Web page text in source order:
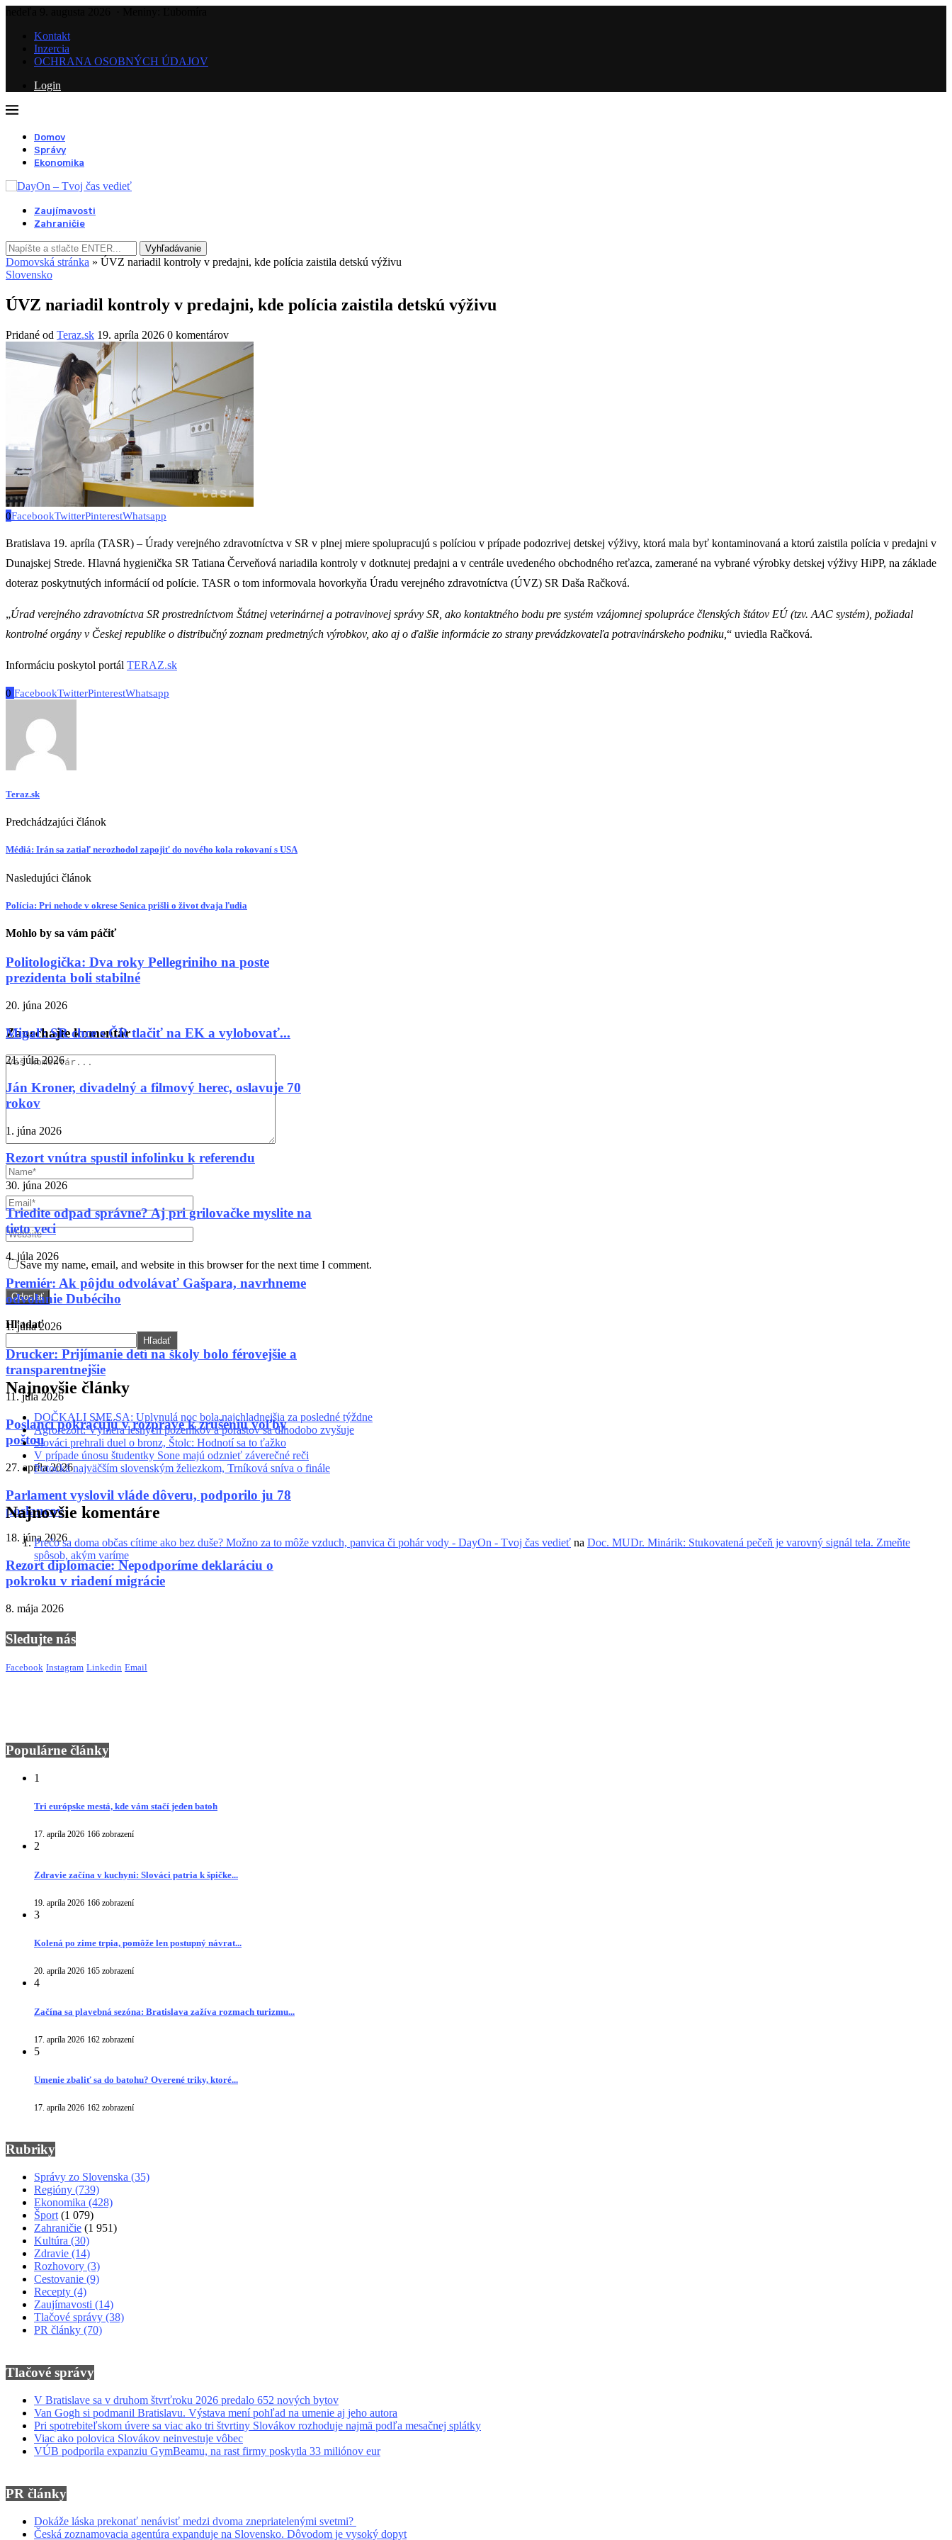
Kontakt
Inzercia
OCHRANA OSOBNÝCH ÚDAJOV
Login
Domov
Správy
Ekonomika
Zaujímavosti
Zahraničie
Vyhľadávanie
Domovská stránka » ÚVZ nariadil kontroly v predajni, kde polícia zaistila detskú výživu
Slovensko
ÚVZ nariadil kontroly v predajni, kde polícia zaistila detskú výživu
Pridané od Teraz.sk 19. apríla 2026 0 komentárov
0FacebookTwitterPinterestWhatsapp
Bratislava 19. apríla (TASR) – Úrady verejného zdravotníctva v SR v plnej miere spolupracujú s políciou v prípade podozrivej detskej výživy, ktorá mala byť kontaminovaná a ktorú zaistila polícia v predajni v
Dunajskej Strede. Hlavná hygienička SR Tatiana Červeňová nariadila kontroly v dotknutej predajni a v centrále uvedeného obchodného reťazca, zamerané na vybrané výrobky detskej výživy HiPP, na základe
doteraz poskytnutých informácií od polície. TASR o tom informovala hovorkyňa Úradu verejného zdravotníctva (ÚVZ) SR Daša Račková.
„Úrad verejného zdravotníctva SR prostredníctvom Štátnej veterinárnej a potravinovej správy SR, ako kontaktného bodu pre systém vzájomnej spolupráce členských štátov EÚ (tzv. AAC systém), požiadal
kontrolné orgány v Českej republike o distribučný zoznam predmetných výrobkov, ako aj o ďalšie informácie zo strany prevádzkovateľa potravinárskeho podniku, “ uviedla Račková.
Informáciu poskytol portál TERAZ.sk
0 FacebookTwitterPinterestWhatsapp
Teraz.sk
Predchádzajúci článok
Médiá: Irán sa zatiaľ nerozhodol zapojiť do nového kola rokovaní s USA
Nasledujúci článok
Polícia: Pri nehode v okrese Senica prišli o život dvaja ľudia
Mohlo by sa vám páčiť
Politologička: Dva roky Pellegriniho na poste
prezidenta boli stabilné
20. júna 2026
Migaľ: SR chce s ČR tlačiť na EK a vylobovať...
21. júla 2026
Ján Kroner, divadelný a filmový herec, oslavuje 70
rokov
1. júna 2026
Rezort vnútra spustil infolinku k referendu
30. júna 2026
Triedite odpad správne? Aj pri grilovačke myslite na
tieto veci
4. júla 2026
Premiér: Ak pôjdu odvolávať Gašpara, navrhneme
odvolanie Dubéciho
1. júna 2026
Drucker: Prijímanie detí na školy bolo férovejšie a
transparentnejšie
11. júla 2026
Poslanci pokračujú v rozprave k zrušeniu voľby
poštou
27. apríla 2026
Parlament vyslovil vláde dôveru, podporilo ju 78
poslancov
18. júna 2026
Rezort diplomacie: Nepodporíme deklaráciu o
pokroku v riadení migrácie
8. mája 2026
Zanechajte komentár
Save my name, email, and website in this browser for the next time I comment.
Hľadať
Hľadať
Najnovšie články
DOČKALI SME SA: Uplynulá noc bola najchladnejšia za posledné týždne
Agrorezort: Výmera lesných pozemkov a porastov sa dlhodobo zvyšuje
Slováci prehrali duel o bronz, Štolc: Hodnotí sa to ťažko
V prípade únosu študentky Sone majú odznieť záverečné reči
Potocká najväčším slovenským želiezkom, Trníková sníva o finále
Najnovšie komentáre
Prečo sa doma občas cítime ako bez duše? Možno za to môže vzduch, panvica či pohár vody - DayOn - Tvoj čas vedieť na Doc. MUDr. Minárik: Stukovatená pečeň je varovný signál tela. Zmeňte
spôsob, akým varíme
Sledujte nás
Facebook Instagram Linkedin Email
Populárne články
1
Tri európske mestá, kde vám stačí jeden batoh
17. apríla 2026 166 zobrazení
2
Zdravie začína v kuchyni: Slováci patria k špičke...
19. apríla 2026 166 zobrazení
3
Kolená po zime trpia, pomôže len postupný návrat...
20. apríla 2026 165 zobrazení
4
Začína sa plavebná sezóna: Bratislava zažíva rozmach turizmu...
17. apríla 2026 162 zobrazení
5
Umenie zbaliť sa do batohu? Overené triky, ktoré...
17. apríla 2026 162 zobrazení
Rubriky
Správy zo Slovenska (35)
Regióny (739)
Ekonomika (428)
Šport (1 079)
Zahraničie (1 951)
Kultúra (30)
Zdravie (14)
Rozhovory (3)
Cestovanie (9)
Recepty (4)
Zaujímavosti (14)
Tlačové správy (38)
PR články (70)
Tlačové správy
V Bratislave sa v druhom štvrťroku 2026 predalo 652 nových bytov
Van Gogh si podmanil Bratislavu. Výstava mení pohľad na umenie aj jeho autora
Pri spotrebiteľskom úvere sa viac ako tri štvrtiny Slovákov rozhoduje najmä podľa mesačnej splátky
Viac ako polovica Slovákov neinvestuje vôbec
VÚB podporila expanziu GymBeamu, na rast firmy poskytla 33 miliónov eur
PR články
Dokáže láska prekonať nenávisť medzi dvoma znepriatelenými svetmi?
Česká zoznamovacia agentúra expanduje na Slovensko. Dôvodom je vysoký dopyt